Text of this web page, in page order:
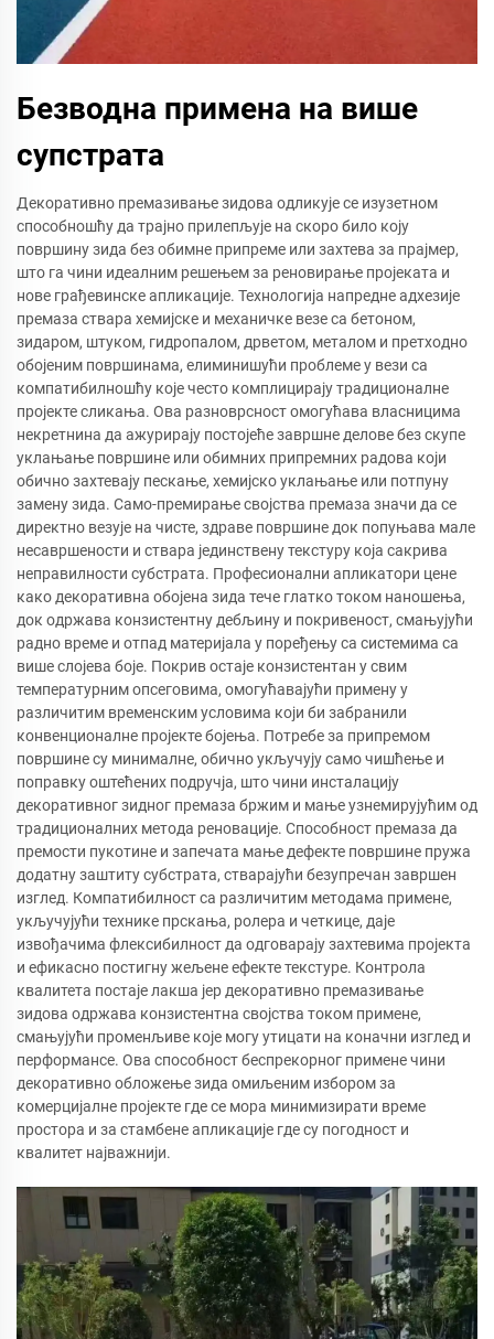
Безводна примена на више
супстрата
Декоративно премазивање зидова одликује се изузетном
способношћу да трајно прилепљује на скоро било коју
површину зида без обимне припреме или захтева за прајмер,
што га чини идеалним решењем за реновирање пројеката и
нове грађевинске апликације. Технологија напредне адхезије
премаза ствара хемијске и механичке везе са бетоном,
зидаром, штуком, гидропалом, дрветом, металом и претходно
обојеним површинама, елиминишући проблеме у вези са
компатибилношћу које често комплицирају традиционалне
пројекте сликања. Ова разноврсност омогућава власницима
некретнина да ажурирају постојеће завршне делове без скупе
уклањање површине или обимних припремних радова који
обично захтевају пескање, хемијско уклањање или потпуну
замену зида. Само-премирање својства премаза значи да се
директно везује на чисте, здраве површине док попуњава мале
несавршености и ствара јединствену текстуру која сакрива
неправилности субстрата. Професионални апликатори цене
како декоративна обојена зида тече глатко током наношења,
док одржава конзистентну дебљину и покривеност, смањујући
радно време и отпад материјала у поређењу са системима са
више слојева боје. Покрив остаје конзистентан у свим
температурним опсеговима, омогућавајући примену у
различитим временским условима који би забранили
конвенционалне пројекте бојења. Потребе за припремом
површине су минималне, обично укључују само чишћење и
поправку оштећених подручја, што чини инсталацију
декоративног зидног премаза бржим и мање узнемирујућим од
традиционалних метода реновације. Способност премаза да
премости пукотине и запечата мање дефекте површине пружа
додатну заштиту субстрата, стварајући безупречан завршен
изглед. Компатибилност са различитим методама примене,
укључујући технике прскања, ролера и четкице, даје
извођачима флексибилност да одговарају захтевима пројекта
и ефикасно постигну жељене ефекте текстуре. Контрола
квалитета постаје лакша јер декоративно премазивање
зидова одржава конзистентна својства током примене,
смањујући променљиве које могу утицати на коначни изглед и
перформансе. Ова способност беспрекорног примене чини
декоративно обложење зида омиљеним избором за
комерцијалне пројекте где се мора минимизирати време
простора и за стамбене апликације где су погодност и
квалитет најважнији.